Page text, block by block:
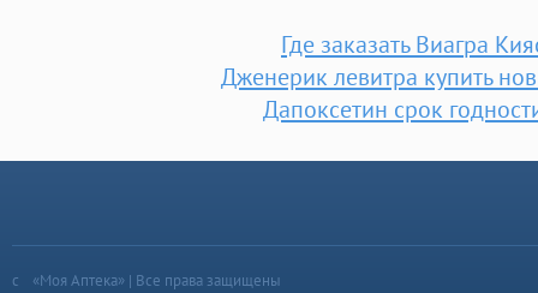
Где заказать Виагра
Дженерик левитра купить
Дапоксетин срок
«Моя Аптека» | Все права защищены